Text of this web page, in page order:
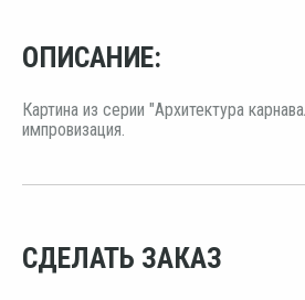
ОПИСАНИЕ:
Картина из серии "Архитектура
импровизация.
СДЕЛАТЬ ЗАКАЗ